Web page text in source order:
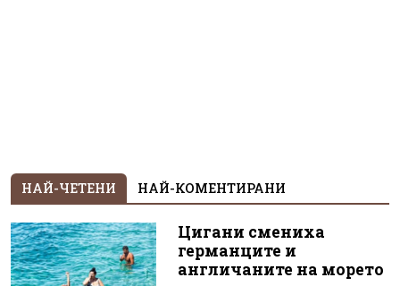
НАЙ-ЧЕТЕНИ НАЙ-КОМЕНТИРАНИ
Цигани смениха
германците и
англичаните на морето